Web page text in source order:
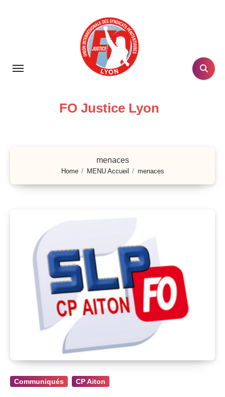
FO Justice Lyon
menaces
Home MENU Accueil menaces
Communiqués CP Aiton